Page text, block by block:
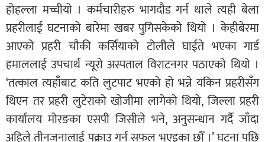
होहल्ला मच्चीयो । कर्मचारीहरु भागदौड गर्न थाले त्यही बेला
प्रहरीलाई घटनाको बारेमा खबर पुगिसकेको थियो । केहीबेरमा
आएको प्रहरी चौकी कर्सियाको टोलीले घाईते भएका गार्ड
हमाललाई उपचार्थ न्यूरो अस्पताल विराटनगर पठाएको थियो ।
‘तत्काल त्यहाँबाट कति लुटपाट भएको हो भन्ने यकिन प्रहरीसँग
थिएन तर प्रहरी लुटेराको खोजीमा लागेको थियो, जिल्ला प्रहरी
कार्यालय मोरङका एसपी जिसीले भने, अनुसन्धान गर्दै जाँदा